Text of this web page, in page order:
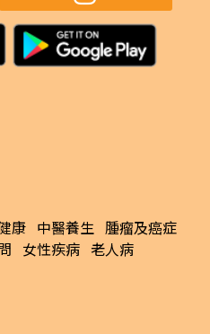
康 中醫養生 腫瘤及癌症
女性疾病 老人病